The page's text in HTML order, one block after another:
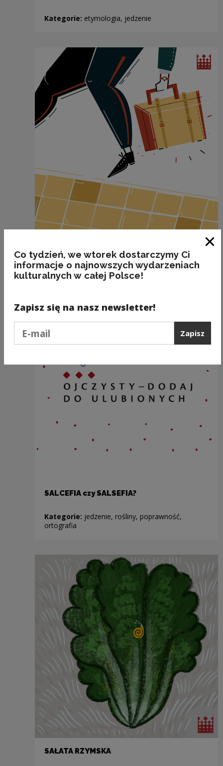
Kategorie: etymologia, jedzenie
Kategorie:etymologia, przedmioty, fleksja
SALCEFIA czy SALSEFIA?
Kategorie: jedzenie, rośliny, poprawność,
ortografia
SAŁATA RZYMSKA
Co tydzień, we wtorek dostarczymy Ci
informacje o najnowszych wydarzeniach
kulturalnych w całej Polsce!
Zapisz się na nasz newsletter!
Zapisz